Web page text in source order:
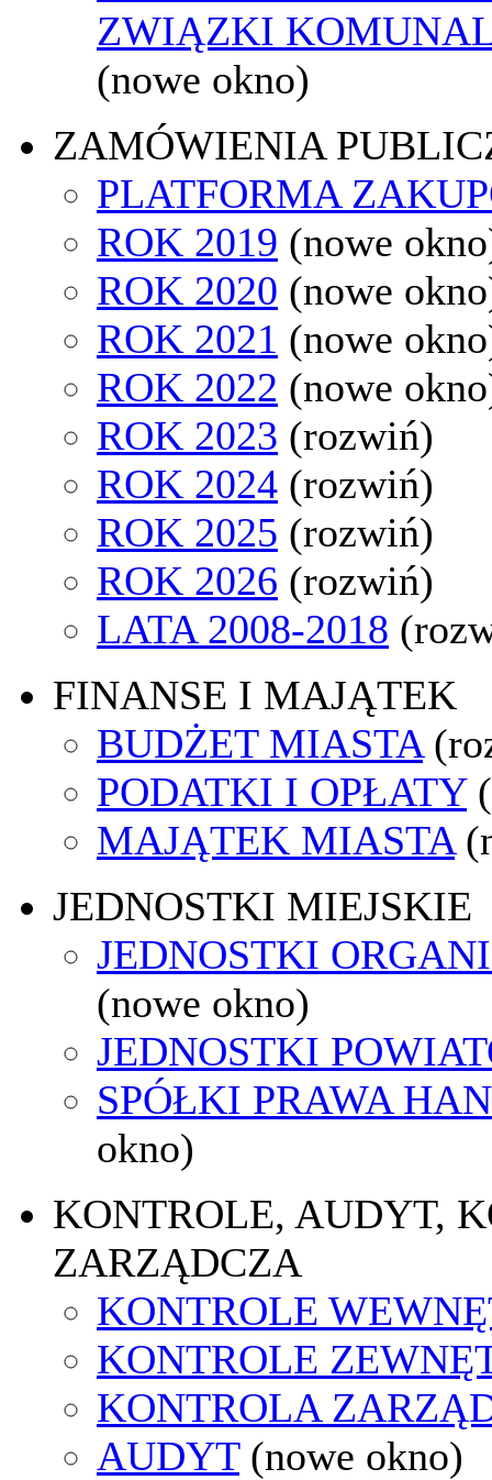
ZWIĄZKI
(nowe okno)
ZAMÓWIENIA
PLATFORMA
ROK 2019 (nowe
ROK 2020 (nowe
ROK 2021 (nowe
ROK 2022 (nowe
ROK 2023 (rozwiń)
ROK 2024 (rozwiń)
ROK 2025 (rozwiń)
ROK 2026 (rozwiń)
LATA 2008-2018
FINANSE I MAJĄTEK
BUDŻET MIASTA
PODATKI I OPŁATY
MAJĄTEK MIASTA
JEDNOSTKI MIEJSKIE
JEDNOSTKI
(nowe okno)
JEDNOSTKI
SPÓŁKI PRAWA
okno)
KONTROLE, AUDYT,
ZARZĄDCZA
KONTROLE
KONTROLE
KONTROLA
AUDYT (nowe okno)